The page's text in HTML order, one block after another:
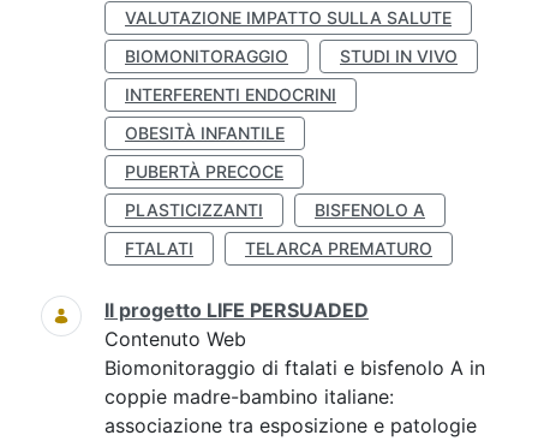
VALUTAZIONE IMPATTO SULLA SALUTE
BIOMONITORAGGIO
STUDI IN VIVO
INTERFERENTI ENDOCRINI
OBESITÀ INFANTILE
PUBERTÀ PRECOCE
PLASTICIZZANTI
BISFENOLO A
FTALATI
TELARCA PREMATURO
Il progetto LIFE PERSUADED
Contenuto Web
Biomonitoraggio di ftalati e bisfenolo A in
coppie madre-bambino italiane:
associazione tra esposizione e patologie